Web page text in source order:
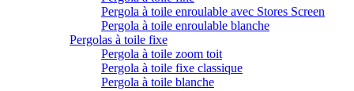
Pergola à toile enroulable avec Stores Screen
Pergola à toile enroulable blanche
Pergolas à toile fixe
Pergola à toile zoom toit
Pergola à toile fixe classique
Pergola à toile blanche